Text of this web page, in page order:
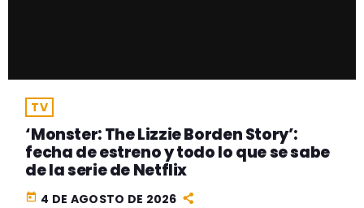
TV
‘Monster: The Lizzie Borden Story’:
fecha de estreno y todo lo que se sabe
de la serie de Netflix
today 4 DE AGOSTO DE 2026